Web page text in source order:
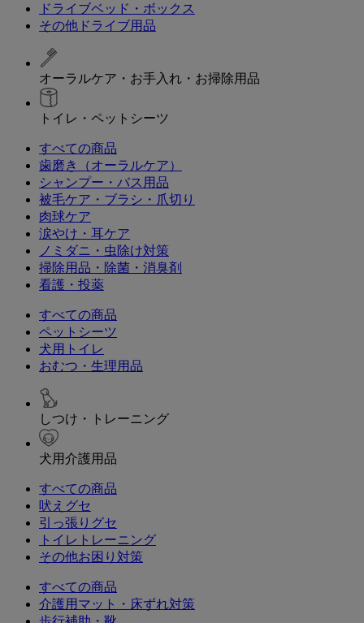
ドライブベッド・ボックス
その他ドライブ用品
オーラルケア・お手入れ・お掃除用品
トイレ・ペットシーツ
すべての商品
歯磨き（オーラルケア）
シャンプー・バス用品
被毛ケア・ブラシ・爪切り
肉球ケア
涙やけ・耳ケア
ノミダニ・虫除け対策
掃除用品・除菌・消臭剤
看護・投薬
すべての商品
ペットシーツ
犬用トイレ
おむつ・生理用品
しつけ・トレーニング
犬用介護用品
すべての商品
吠えグセ
引っ張りグセ
トイレトレーニング
その他お困り対策
すべての商品
介護用マット・床ずれ対策